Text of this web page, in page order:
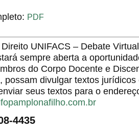
PDF
UNIFACS – Debate
sempre aberta a
do Corpo Docente e
possam divulgar textos
seus textos para o
4435